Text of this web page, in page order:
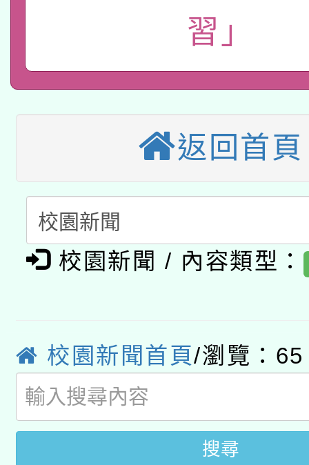
用水績優單位及節水達
桃園市孔廟祈福系列
2026年桃園地景藝術
本校115學年度第2次
招甄選結果公告(無人
適應運動共學行動站研
本館辦理115年度閱讀
暨閱讀推動專業研習
科技賦能─人工智慧
礎課程
A3數位素養講師名單
「數位內容與教學軟體
pilot」
有關大陸委員會函釋公
用水績優單位及節水達
動」
桃園市孔廟祈福系列
開 智慧啟航」
2026年桃園地景藝術
習」
返回首頁
校園新聞 / 內容類型：
校園新聞首頁/瀏覽：65
搜尋